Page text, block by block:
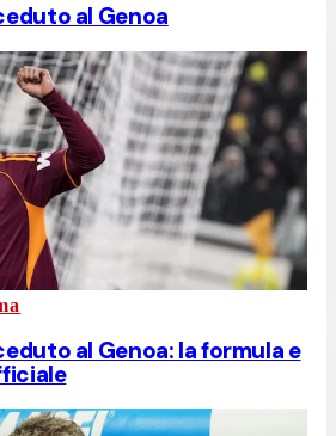
al Genoa
al Genoa: la formula e